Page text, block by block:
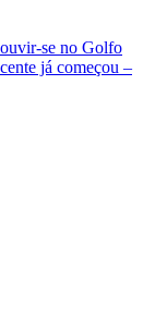
se no Golfo
já começou –